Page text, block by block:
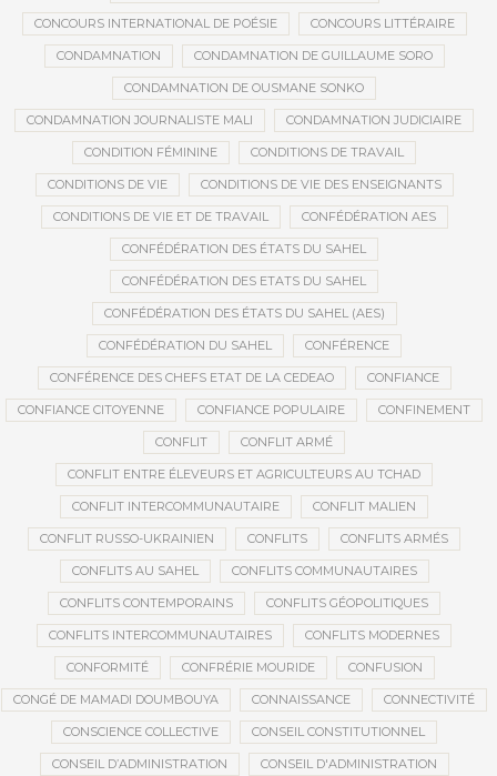
CONCOURS INTERNATIONAL DE POÉSIE CONCOURS LITTÉRAIRE
CONDAMNATION CONDAMNATION DE GUILLAUME SORO
CONDAMNATION DE OUSMANE SONKO
CONDAMNATION JOURNALISTE MALI CONDAMNATION JUDICIAIRE
CONDITION FÉMININE CONDITIONS DE TRAVAIL
CONDITIONS DE VIE CONDITIONS DE VIE DES ENSEIGNANTS
CONDITIONS DE VIE ET DE TRAVAIL CONFÉDÉRATION AES
CONFÉDÉRATION DES ÉTATS DU SAHEL
CONFÉDÉRATION DES ETATS DU SAHEL
CONFÉDÉRATION DES ÉTATS DU SAHEL (AES)
CONFÉDÉRATION DU SAHEL CONFÉRENCE
CONFÉRENCE DES CHEFS ETAT DE LA CEDEAO CONFIANCE
CONFIANCE CITOYENNE CONFIANCE POPULAIRE CONFINEMENT
CONFLIT CONFLIT ARMÉ
CONFLIT ENTRE ÉLEVEURS ET AGRICULTEURS AU TCHAD
CONFLIT INTERCOMMUNAUTAIRE CONFLIT MALIEN
CONFLIT RUSSO-UKRAINIEN CONFLITS CONFLITS ARMÉS
CONFLITS AU SAHEL CONFLITS COMMUNAUTAIRES
CONFLITS CONTEMPORAINS CONFLITS GÉOPOLITIQUES
CONFLITS INTERCOMMUNAUTAIRES CONFLITS MODERNES
CONFORMITÉ CONFRÉRIE MOURIDE CONFUSION
CONGÉ DE MAMADI DOUMBOUYA CONNAISSANCE CONNECTIVITÉ
CONSCIENCE COLLECTIVE CONSEIL CONSTITUTIONNEL
CONSEIL D’ADMINISTRATION CONSEIL D'ADMINISTRATION